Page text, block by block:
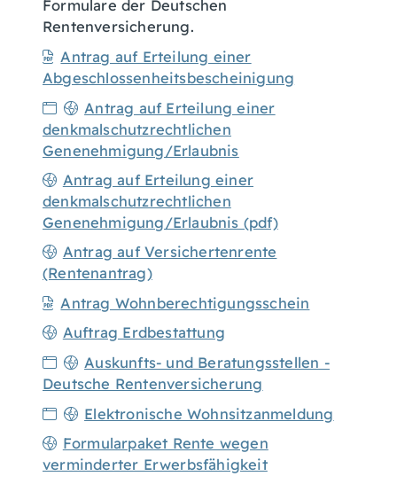
Formulare der Deutschen
Rentenversicherung.
Antrag auf Erteilung einer
Abgeschlossenheitsbescheinigung
Antrag auf Erteilung einer
denkmalschutzrechtlichen
Genenehmigung/Erlaubnis
Antrag auf Erteilung einer
denkmalschutzrechtlichen
Genenehmigung/Erlaubnis (pdf)
Antrag auf Versichertenrente
(Rentenantrag)
Antrag Wohnberechtigungsschein
Auftrag Erdbestattung
Auskunfts- und Beratungsstellen -
Deutsche Rentenversicherung
Elektronische Wohnsitzanmeldung
Formularpaket Rente wegen
verminderter Erwerbsfähigkeit